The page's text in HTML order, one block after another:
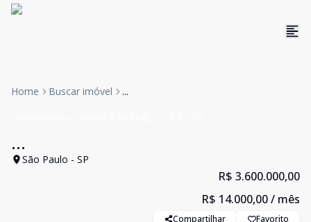
Home Buscar imóvel ...
...
São Paulo - SP
R$ 3.600.000,00
R$ 14.000,00/ mês
Compartilhar Favorito